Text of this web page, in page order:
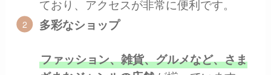
ており、アクセスが非常に便利です。
多彩なショップ
ファッション、雑貨、グルメなど、さま